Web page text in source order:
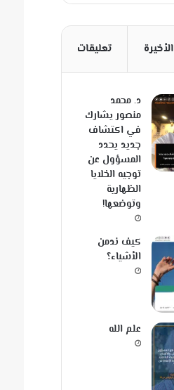
الأخيرة تعليقات
د. محمد
منصور يشارك
في اكتشاف
جديد يحدد
المسؤول عن
توجيه الخلايا
الظهارية
وتوضعها!
كيف ندمن
الأشياء؟
علم الله